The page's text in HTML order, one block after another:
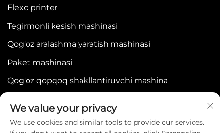
Flexo printer
Tegirmonli kesish mashinasi
Qog'oz aralashma yaratish mashinasi
Paket mashinasi
Qog'oz qopqoq shakllantiruvchi mashina
We value your privacy
We use cookies and similar tools to provide our services.